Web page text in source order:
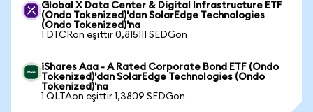
Global X Data Center & Digital Infrastructure ETF
(Ondo Tokenized)'dan SolarEdge Technologies
(Ondo Tokenized)'na
1 DTCRon eşittir 0,815111 SEDGon
iShares Aaa - A Rated Corporate Bond ETF (Ondo
Tokenized)'dan SolarEdge Technologies (Ondo
Tokenized)'na
1 QLTAon eşittir 1,3809 SEDGon